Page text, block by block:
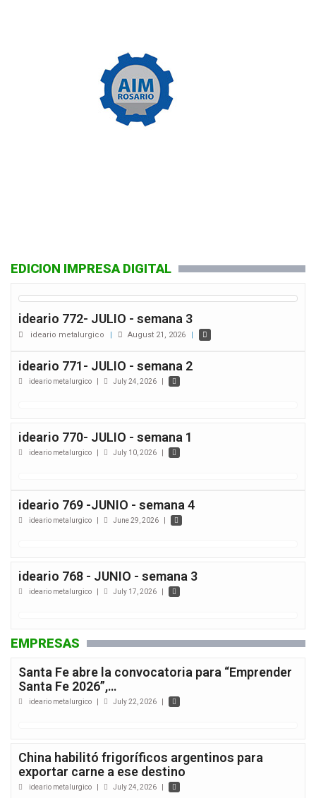
EDICION IMPRESA DIGITAL
ideario 772- JULIO - semana 3
ideario metalurgico | August 21, 2026 |
ideario 771- JULIO - semana 2
ideario metalurgico July 24, 2026
ideario 770- JULIO - semana 1
ideario metalurgico July 10, 2026
ideario 769 -JUNIO - semana 4
ideario metalurgico June 29, 2026
ideario 768 - JUNIO - semana 3
ideario metalurgico July 17, 2026
EMPRESAS
Santa Fe abre la convocatoria para “Emprender
Santa Fe 2026”,…
ideario metalurgico July 22, 2026
China habilitó frigoríficos argentinos para
exportar carne a ese destino
ideario metalurgico July 24, 2026